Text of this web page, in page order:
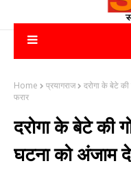
Home प्रयागराज
दरोगा के बेटे
फरार
दरोगा के बेटे की
घटना को अंजाम